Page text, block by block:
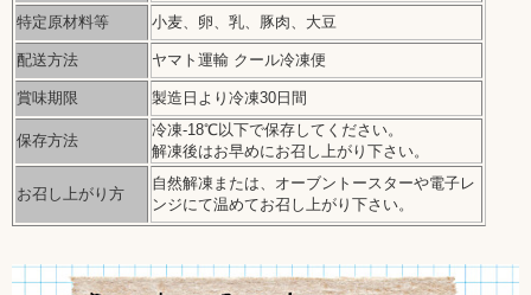
特定原材料等
小麦、卵、乳、豚肉、大豆
配送方法 ヤマト運輸 クール冷凍便
賞味期限 製造日より冷凍30日間
保存方法
冷凍-18℃以下で保存してください。
解凍後はお早めにお召し上がり下さい。
お召し上がり方
自然解凍または、オーブントースターや電子レ
ンジにて温めてお召し上がり下さい。